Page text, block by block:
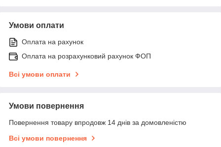
Умови оплати
Оплата на рахунок
Оплата на розрахунковий рахунок ФОП
Всі умови оплати
Умови повернення
Повернення товару впродовж 14 днів за домовленістю
Всі умови повернення